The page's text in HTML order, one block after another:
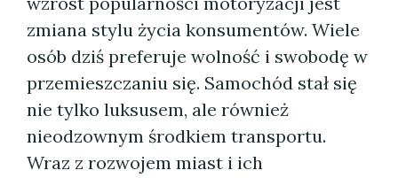
zmiana stylu życia konsumentów. Wiele
osób dziś preferuje wolność i swobodę w
przemieszczaniu się. Samochód stał się
nie tylko luksusem, ale również
nieodzownym środkiem transportu.
Wraz z rozwojem miast i ich